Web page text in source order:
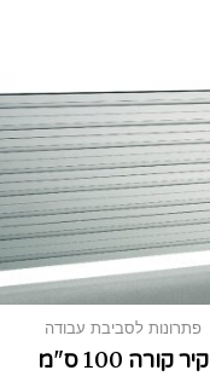
פתרונות לסביבת עבודה
קיר קורה 100 ס"מ